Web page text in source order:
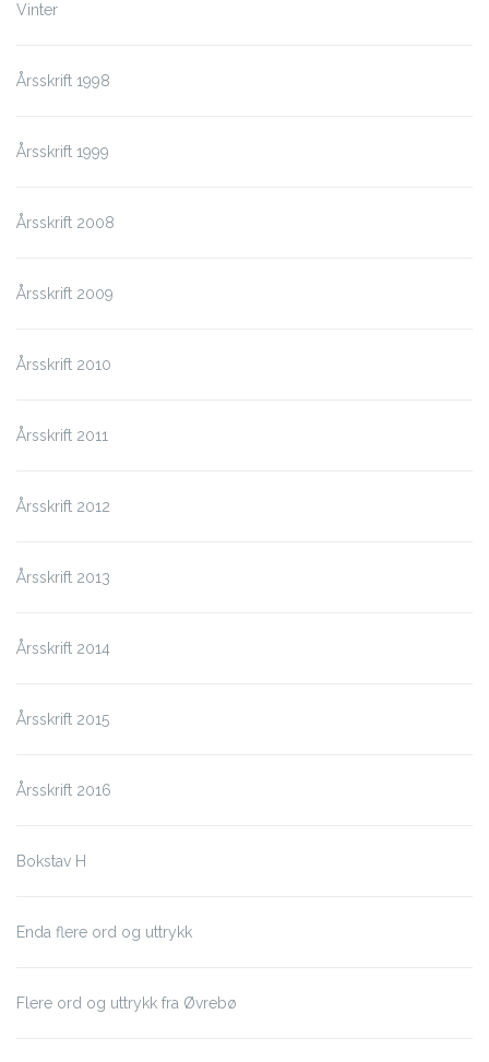
Vinter
Årsskrift 1998
Årsskrift 1999
Årsskrift 2008
Årsskrift 2009
Årsskrift 2010
Årsskrift 2011
Årsskrift 2012
Årsskrift 2013
Årsskrift 2014
Årsskrift 2015
Årsskrift 2016
Bokstav H
Enda flere ord og uttrykk
Flere ord og uttrykk fra Øvrebø